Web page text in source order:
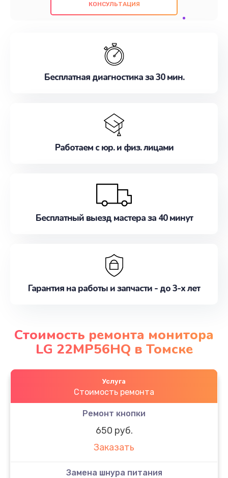
проведенных работ. Наша цель - предоставить
наилучшим образом. Не медлите записаться на
КОНСУЛЬТАЦИЯ
Бесплатная диагностика за 30 мин.
Работаем с юр. и физ. лицами
Бесплатный выезд мастера за 40 минут
Гарантия на работы и запчасти - до 3-х лет
Стоимость ремонта монитора
LG 22MP56HQ в Томске
Услуга
Стоимость ремонта
Ремонт кнопки
650 руб.
Заказать
Замена шнура питания